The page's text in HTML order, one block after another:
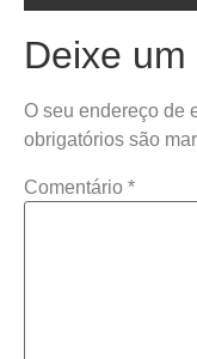
Deixe
O seu endereço de
obrigatórios são
Comentário *